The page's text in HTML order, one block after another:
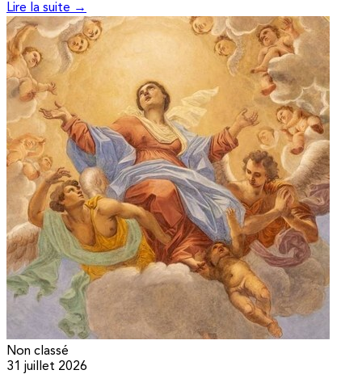
Lire la suite →
Non classé
31 juillet 2026